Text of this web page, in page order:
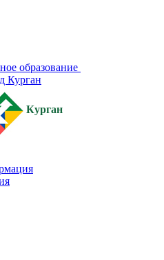
образование
Курган
Курган